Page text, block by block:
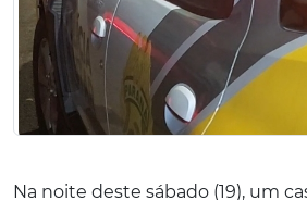
Na noite deste sábado (19), um